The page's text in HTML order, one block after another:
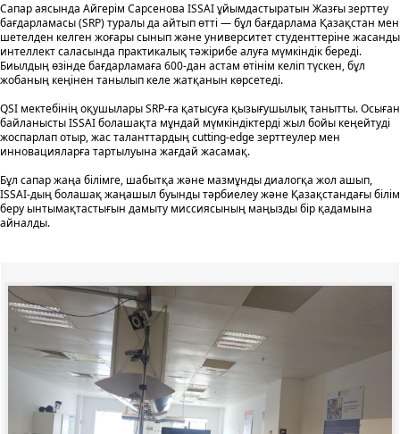
Сапар аясында Айгерім Сарсенова ISSAI ұйымдастыратын Жазғы зерттеу
бағдарламасы (SRP) туралы да айтып өтті — бұл бағдарлама Қазақстан мен
шетелден келген жоғары сынып және университет студенттеріне жасанды
интеллект саласында практикалық тәжірибе алуға мүмкіндік береді.
Биылдың өзінде бағдарламаға 600-дан астам өтінім келіп түскен, бұл
жобаның кеңінен танылып келе жатқанын көрсетеді.
QSI мектебінің оқушылары SRP-ға қатысуға қызығушылық танытты. Осыған
байланысты ISSAI болашақта мұндай мүмкіндіктерді жыл бойы кеңейтуді
жоспарлап отыр, жас таланттардың cutting-edge зерттеулер мен
инновацияларға тартылуына жағдай жасамақ.
Бұл сапар жаңа білімге, шабытқа және мазмұнды диалогқа жол ашып,
ISSAI-дың болашақ жаңашыл буынды тәрбиелеу және Қазақстандағы білім
беру ынтымақтастығын дамыту миссиясының маңызды бір қадамына
айналды.